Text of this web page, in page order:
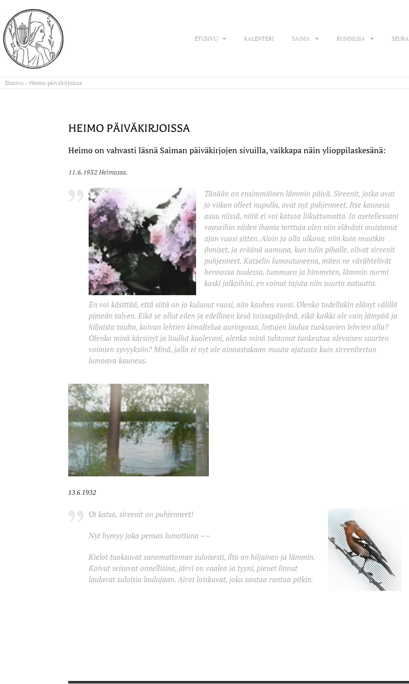
ETUSIVU KALENTERI SAIMA RUNOILIJA SEURA
Etusivu » Heimo päiväkirjoissa
HEIMO PÄIVÄKIRJOISSA
Heimo on vahvasti läsnä Saiman päiväkirjojen sivuilla, vaikkapa näin ylioppilaskesänä:
11.6.1932 Heimossa.
Tänään on ensimmäinen lämmin päivä. Sireenit, jotka ovat
jo viikon olleet nupulla, ovat nyt puhjenneet. Itse kauneus
asuu niissä, niitä ei voi katsoa liikuttumatta. Ja asetellessani
vaaseihin niiden ihania terttuja olen niin elävästi muistanut
ajan vuosi sitten. Aloin jo olla ulkona, niin kuin muutkin
ihmiset, ja eräänä aamuna, kun tulin pihalle, olivat sireenit
puhjenneet. Katselin lumoutuneena, miten ne värähtelivät
hennossa tuulessa, tummuen ja himmeten, lämmin nurmi
koski jalkoihini, en voinut tajuta niin suurta autuutta.
En voi käsittää, että siitä on jo kulunut vuosi, niin kauhea vuosi. Olenko todellakin elänyt välillä
pimeän talven. Eikö se ollut eilen ja edellinen kesä toissapäivänä, eikö kaikki ole vain lämpöä ja
hiljaista tuulta, koivun lehtien kimaltelua auringossa, lintujen laulua tuoksuvien lehvien alla?
Olenko minä kärsinyt ja luullut kuolevani, olenko minä tahtonut tunkeutua olevaisen suurten
voimien syvyyksiin? Minä, jolla ei nyt ole ainoastakaan muuta ajatusta kuin sireenitertun
lumoava kauneus.
13.6.1932
Oi katso, sireenit on puhjenneet!
Nyt hymyy joka pensas lumottuna – –
Kielot tuoksuvat sanomattoman suloisesti, ilta on hiljainen ja lämmin.
Koivut seisovat onnellisina, järvi on vaalea ja tyyni, pienet linnut
laulavat suloisia laulujaan. Airot loiskuvat, joku soutaa rantaa pitkin.